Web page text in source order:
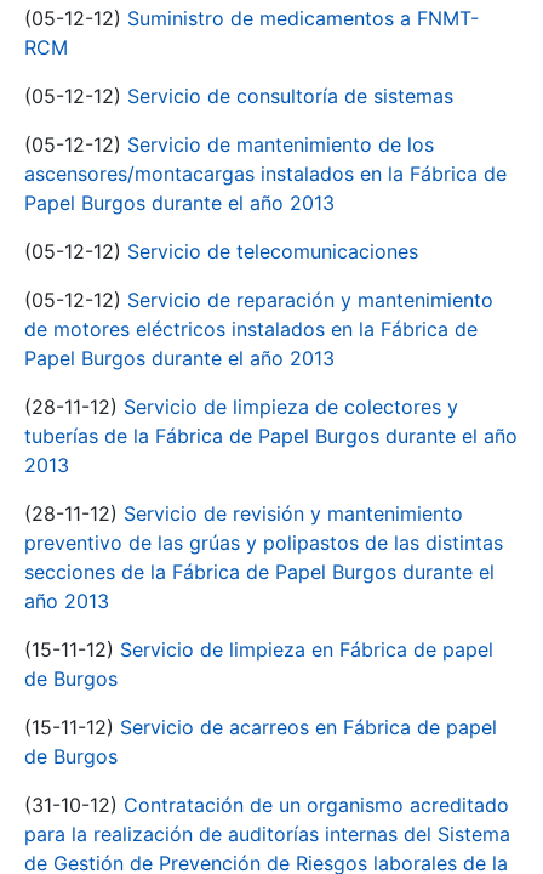
(05-12-12) Suministro de medicamentos a FNMT-
RCM
(05-12-12) Servicio de consultoría de sistemas
(05-12-12) Servicio de mantenimiento de los
ascensores/montacargas instalados en la Fábrica de
Papel Burgos durante el año 2013
(05-12-12) Servicio de telecomunicaciones
(05-12-12) Servicio de reparación y mantenimiento
de motores eléctricos instalados en la Fábrica de
Papel Burgos durante el año 2013
(28-11-12) Servicio de limpieza de colectores y
tuberías de la Fábrica de Papel Burgos durante el año
2013
(28-11-12) Servicio de revisión y mantenimiento
preventivo de las grúas y polipastos de las distintas
secciones de la Fábrica de Papel Burgos durante el
año 2013
(15-11-12) Servicio de limpieza en Fábrica de papel
de Burgos
(15-11-12) Servicio de acarreos en Fábrica de papel
de Burgos
(31-10-12) Contratación de un organismo acreditado
para la realización de auditorías internas del Sistema
de Gestión de Prevención de Riesgos laborales de la